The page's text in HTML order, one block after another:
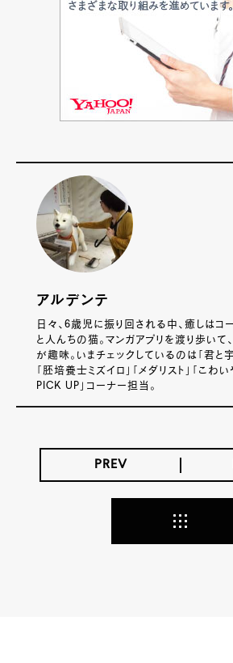
アルデンテ
日々、6歳児に振り回される中、癒しはコ
と人んちの猫。マンガアプリを渡り歩い
が趣味。いまチェックしているのは「君と
「胚培養士ミズイロ」「メダリスト」「こわい
PICK UP」コーナー担当。
PREV